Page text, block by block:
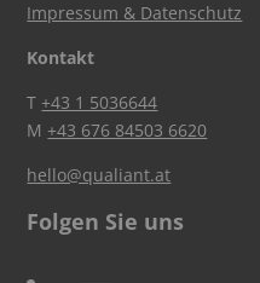
Impressum & Datenschutz
Kontakt
T+43 1 5036644
M+43 676 84503 6620
hello@qualiant.at
Folgen Sie uns